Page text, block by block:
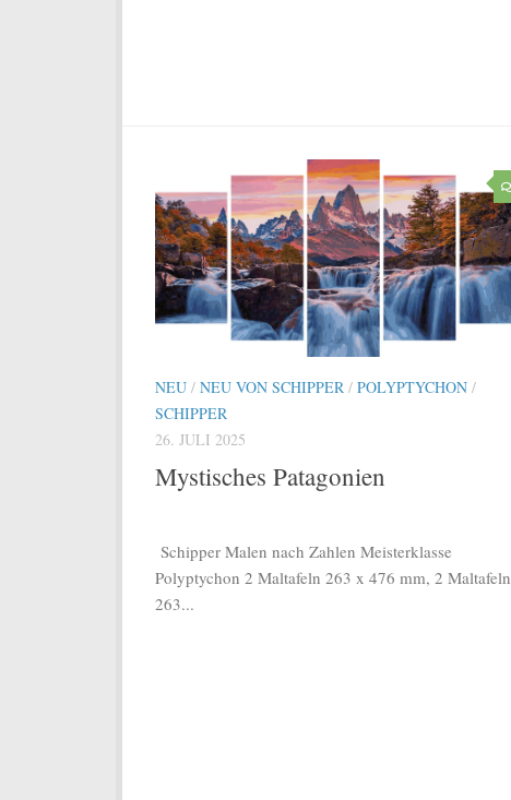
NEU / NEU VON SCHIPPER / POLYPTYCHON /
SCHIPPER
26. JULI 2025
Mystisches Patagonien
Schipper Malen nach Zahlen Meisterklasse
Polyptychon 2 Maltafeln 263 x 476 mm, 2 Maltafeln
263...